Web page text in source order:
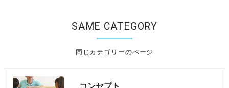
同じカテゴリーのページ
SAME CATEGORY